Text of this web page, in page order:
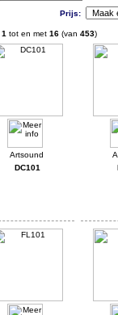
Prijs:
1 tot en met 16 (van 453)
DC101